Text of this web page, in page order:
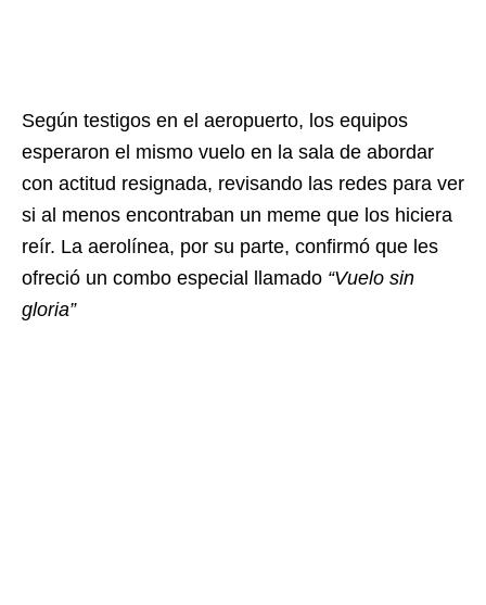
Según testigos en el aeropuerto, los equipos
esperaron el mismo vuelo en la sala de abordar
con actitud resignada, revisando las redes para ver
si al menos encontraban un meme que los hiciera
reír. La aerolínea, por su parte, confirmó que les
ofreció un combo especial llamado “Vuelo sin
gloria”